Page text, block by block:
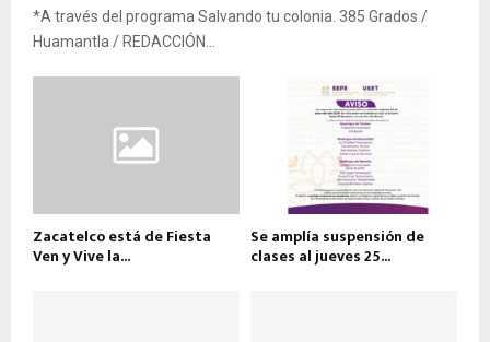
*A través del programa Salvando tu colonia. 385 Grados /
Huamantla / REDACCIÓN...
Zacatelco está de Fiesta
Ven y Vive la...
Se amplía suspensión de
clases al jueves 25...